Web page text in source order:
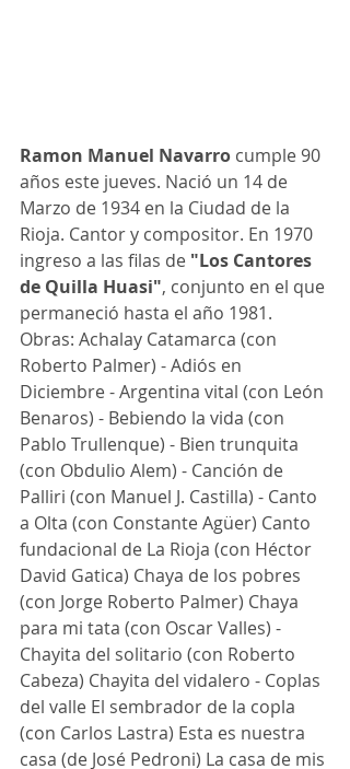
Ramon Manuel Navarro cumple 90
años este jueves. Nació un 14 de
Marzo de 1934 en la Ciudad de la
Rioja. Cantor y compositor. En 1970
ingreso a las filas de "Los Cantores
de Quilla Huasi", conjunto en el que
permaneció hasta el año 1981.
Obras: Achalay Catamarca (con
Roberto Palmer) - Adiós en
Diciembre - Argentina vital (con León
Benaros) - Bebiendo la vida (con
Pablo Trullenque) - Bien trunquita
(con Obdulio Alem) - Canción de
Palliri (con Manuel J. Castilla) - Canto
a Olta (con Constante Agüer) Canto
fundacional de La Rioja (con Héctor
David Gatica) Chaya de los pobres
(con Jorge Roberto Palmer) Chaya
para mi tata (con Oscar Valles) -
Chayita del solitario (con Roberto
Cabeza) Chayita del vidalero - Coplas
del valle El sembrador de la copla
(con Carlos Lastra) Esta es nuestra
casa (de José Pedroni) La casa de mis